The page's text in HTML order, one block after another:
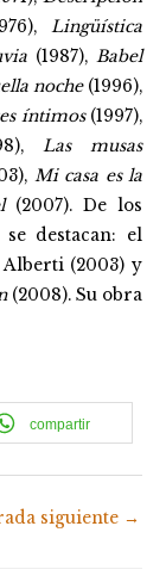
Lingüística
(1987), Babel
noche(1996),
íntimos(1997),
Las musas
Mi casa es la
(2007). De los
destacan: el
Alberti (2003) y
(2008). Su obra
compartir
siguiente →